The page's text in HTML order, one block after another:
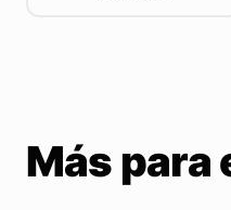
Más para